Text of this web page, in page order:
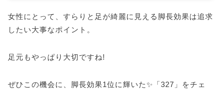
女性にとって、すらりと足が綺麗に見える脚長効果は追求
したい大事なポイント。
足元もやっぱり大切ですね!
ぜひこの機会に、脚長効果1位に輝いた✨「327」をチェ